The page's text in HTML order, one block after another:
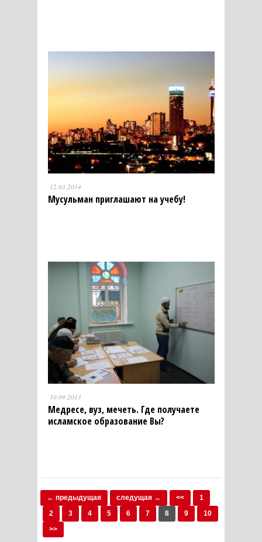
12.03.2014
Мусульман приглашают на учебу!
10.09.2013
Медресе, вуз, мечеть. Где получаете
исламское образование Вы?
← предыдущая следущая → <<
1
2
3 4 5 6 7 8 9
10
>>